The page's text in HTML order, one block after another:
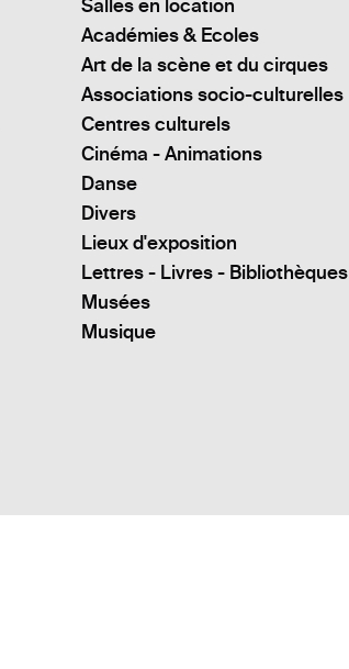
Salles en location
Académies & Ecoles
Art de la scène et du cirques
Associations socio-culturelles
Centres culturels
Cinéma - Animations
Danse
Divers
Lieux d'exposition
Lettres - Livres - Bibliothèques
Musées
Musique